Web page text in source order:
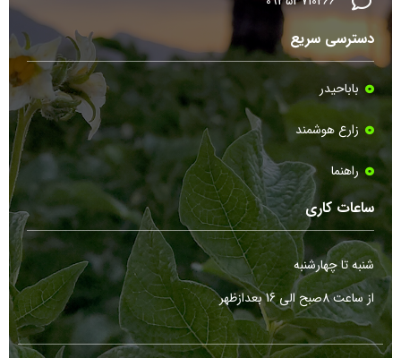
دسترسی سریع
باباحیدر
زارع هوشمند
راهنما
ساعات کاری
شنبه تا چهارشنبه
از ساعت 8صبح الی 16 بعدازظهر